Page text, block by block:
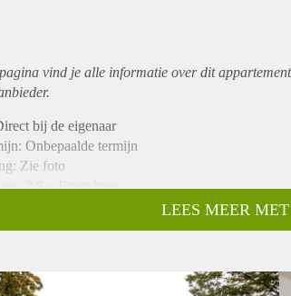
vind je alle informatie over ditappartement
bij de eigenaar
Onbepaalde termijn
Zie foto
2,9 x Bruto huur
toegestaan: Afhankelijk van de Eigenaar
LEES MEER